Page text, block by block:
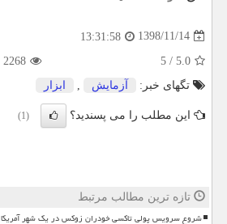
1398/11/14
13:31:58
5.0
/
5
2268
تگهای خبر:
آزمایش ابزار
این مطلب را می پسندید؟ (1)
تازه ترین مطالب مرتبط
شروع سرویس پولی تاکسی خودران زوکس در یک شهر آمریکا